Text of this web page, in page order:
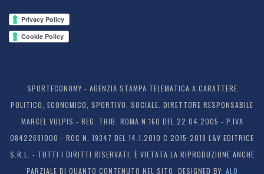
SPORTECONOMY - AGENZIA STAMPA TELEMATICA A CARATTERE
POLITICO, ECONOMICO, SPORTIVO, SOCIALE. DIRETTORE RESPONSABILE
MARCEL VULPIS - REG. TRIB. ROMA N.160 DEL 22.04.2005 - P.IVA
08422681000 - ROC N. 19347 DEL 14.1.2010 C 2015-2019 L&V EDITRICE
S.R.L. - TUTTI I DIRITTI RISERVATI. È VIETATA LA RIPRODUZIONE ANCHE
PARZIALE DI QUANTO CONTENUTO NEL SITO. DESIGNED BY: ALO